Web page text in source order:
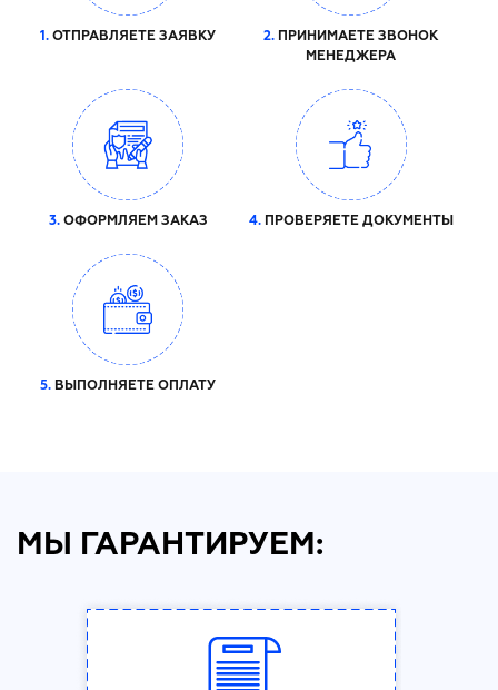
1. ОТПРАВЛЯЕТЕ ЗАЯВКУ 2. ПРИНИМАЕТЕ ЗВОНОК
МЕНЕДЖЕРА
3.ОФОРМЛЯЕМ ЗАКАЗ 4.ПРОВЕРЯЕТЕ ДОКУМЕНТЫ
5. ВЫПОЛНЯЕТЕ ОПЛАТУ
МЫ ГАРАНТИРУЕМ: